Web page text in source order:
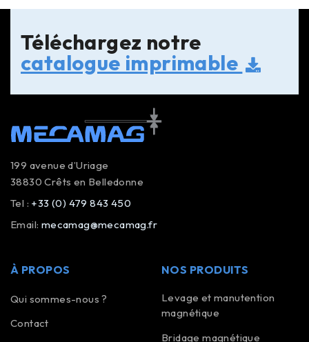
Téléchargez notre
catalogue imprimable
199 avenue d’Uriage
38830 Crêts en Belledonne
Tel : +33 (0) 479 843 450
Email: mecamag@mecamag.fr
À PROPOS
Qui sommes-nous ?
Contact
NOS PRODUITS
Levage et manutention
magnétique
Bridage magnétique